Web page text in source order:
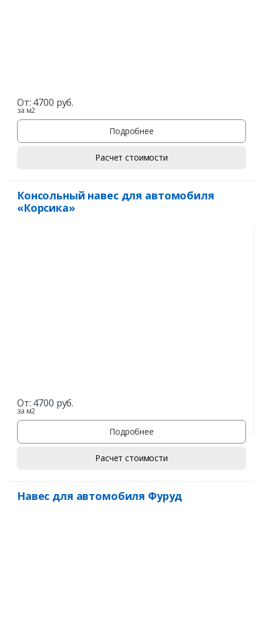
От: 4700 руб.
за м2
Подробнее
Расчет стоимости
Консольный навес для автомобиля
«Корсика»
От: 4700 руб.
за м2
Подробнее
Расчет стоимости
Навес для автомобиля Фуруд